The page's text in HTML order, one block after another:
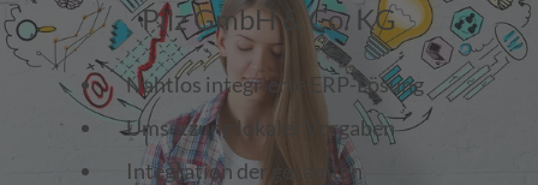
Pilz GmbH & Co. KG
Nahtlos integrierte ERP-Lösung
Umsetzung lokaler Vorgaben
Integration der gesamten